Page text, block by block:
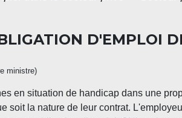
D'EMPLOI
ministre)
en situation de handicap dans une
soit la nature de leur contrat.